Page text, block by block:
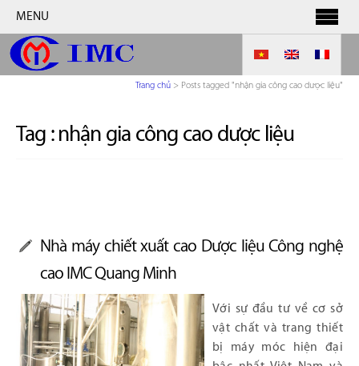
MENU
Trang chủ > Posts tagged "nhận gia công cao dược liệu"
Tag : nhận gia công cao dược liệu
Nhà máy chiết xuất cao Dược liệu Công nghệ
cao IMC Quang Minh
Với sự đầu tư về cơ sở
vật chất và trang thiết
bị máy móc hiện đại